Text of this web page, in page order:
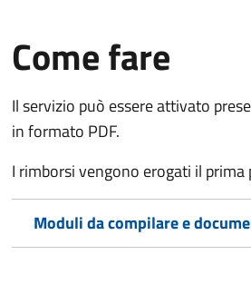
Come fare
Il servizio può essere attivato
in formato PDF.
I rimborsi vengono erogati il
Moduli da compilare e